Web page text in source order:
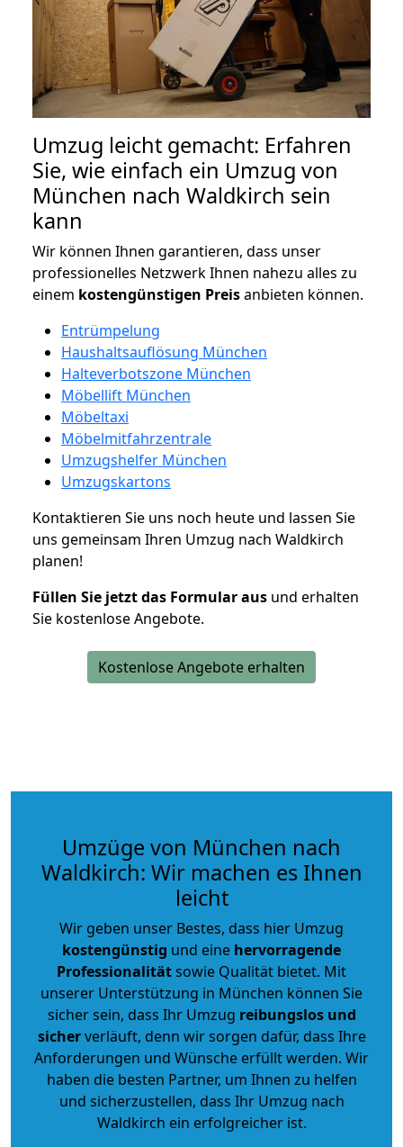
Umzug leicht gemacht: Erfahren
Sie, wie einfach ein Umzug von
München nach Waldkirch sein
kann
Wir können Ihnen garantieren, dass unser
professionelles Netzwerk Ihnen nahezu alles zu
einem kostengünstigen Preisanbieten können.
Entrümpelung
Haushaltsauflösung München
Halteverbotszone München
Möbellift München
Möbeltaxi
Möbelmitfahrzentrale
Umzugshelfer München
Umzugskartons
Kontaktieren Sie uns noch heute und lassen Sie
uns gemeinsam Ihren Umzug nach Waldkirch
planen!
Füllen Sie jetzt das Formular aus und erhalten
Sie kostenlose Angebote.
Kostenlose Angebote erhalten
Umzüge von München nach
Waldkirch: Wir machen es Ihnen
leicht
Wir geben unser Bestes, dass hier Umzug
kostengünstig und eine hervorragende
Professionalitätsowie Qualität bietet. Mit
unserer Unterstützung in München können Sie
sicher sein, dass Ihr Umzug reibungslos und
sicherverläuft, denn wir sorgen dafür, dass Ihre
Anforderungen und Wünsche erfüllt werden. Wir
haben die besten Partner, um Ihnen zu helfen
und sicherzustellen, dass Ihr Umzug nach
Waldkirch ein erfolgreicher ist.